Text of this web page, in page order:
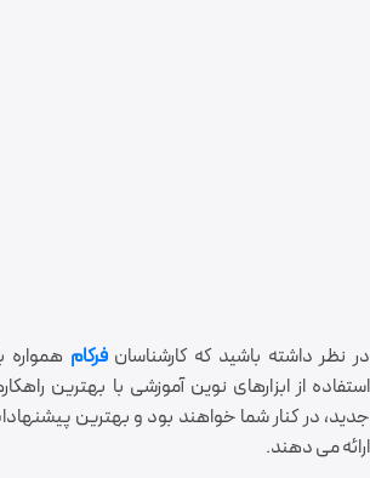
در نظر داشته باشید که کارشناسانفرکام همواره
استفاده از ابزارهای نوین آموزشی با بهترین
جدید، در کنار شما خواهند بود و بهترین
ارائه می دهند.